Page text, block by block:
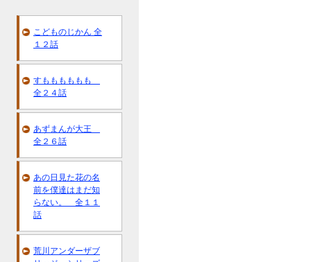
こどものじかん 全
１２話
すもももももも
全２４話
あずまんが大王
全２６話
あの日見た花の名
前を僕達はまだ知
らない。 全１１
話
荒川アンダーザブ